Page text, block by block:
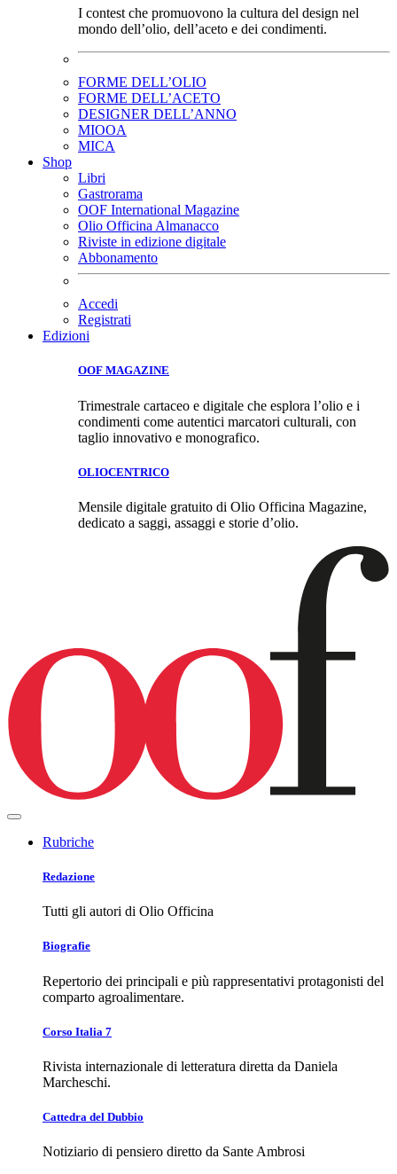
I contest che promuovono la cultura del design nel
mondo dell’olio, dell’aceto e dei condimenti.
FORME DELL’OLIO
FORME DELL’ACETO
DESIGNER DELL’ANNO
MIOOA
MICA
Shop
Libri
Gastrorama
OOF International Magazine
Olio Officina Almanacco
Riviste in edizione digitale
Abbonamento
Accedi
Registrati
Edizioni
OOF MAGAZINE
Trimestrale cartaceo e digitale che esplora l’olio e i
condimenti come autentici marcatori culturali, con
taglio innovativo e monografico.
OLIOCENTRICO
Mensile digitale gratuito di Olio Officina Magazine,
dedicato a saggi, assaggi e storie d’olio.
Rubriche
Redazione
Tutti gli autori di Olio Officina
Biografie
Repertorio dei principali e più rappresentativi protagonisti del
comparto agroalimentare.
Corso Italia 7
Rivista internazionale di letteratura diretta da Daniela
Marcheschi.
Cattedra del Dubbio
Notiziario di pensiero diretto da Sante Ambrosi